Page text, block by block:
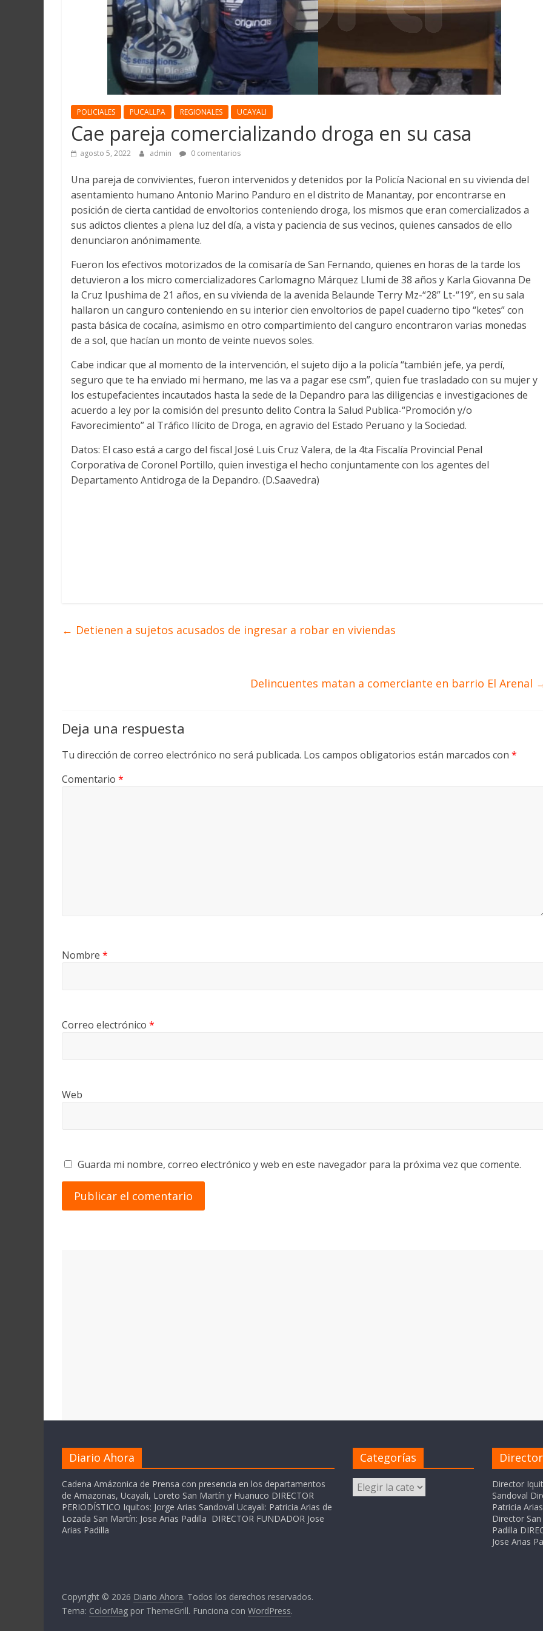
POLICIALES PUCALLPA REGIONALES UCAYALI
Cae pareja comercializando droga en su casa
agosto 5, 2022 admin 0 comentarios
Una pareja de convivientes, fueron intervenidos y detenidos por la Policía Nacional en su vivienda del
asentamiento humano Antonio Marino Panduro en el distrito de Manantay, por encontrarse en
posición de cierta cantidad de envoltorios conteniendo droga, los mismos que eran comercializados a
sus adictos clientes a plena luz del día, a vista y paciencia de sus vecinos, quienes cansados de ello
denunciaron anónimamente.
Fueron los efectivos motorizados de la comisaría de San Fernando, quienes en horas de la tarde los
detuvieron a los micro comercializadores Carlomagno Márquez Llumi de 38 años y Karla Giovanna De
la Cruz Ipushima de 21 años, en su vivienda de la avenida Belaunde Terry Mz-“28” Lt-“19”, en su sala
hallaron un canguro conteniendo en su interior cien envoltorios de papel cuaderno tipo “ketes” con
pasta básica de cocaína, asimismo en otro compartimiento del canguro encontraron varias monedas
de a sol, que hacían un monto de veinte nuevos soles.
Cabe indicar que al momento de la intervención, el sujeto dijo a la policía “también jefe, ya perdí,
seguro que te ha enviado mi hermano, me las va a pagar ese csm”, quien fue trasladado con su mujer y
los estupefacientes incautados hasta la sede de la Depandro para las diligencias e investigaciones de
acuerdo a ley por la comisión del presunto delito Contra la Salud Publica-“Promoción y/o
Favorecimiento” al Tráfico Ilícito de Droga, en agravio del Estado Peruano y la Sociedad.
Datos: El caso está a cargo del fiscal José Luis Cruz Valera, de la 4ta Fiscalía Provincial Penal
Corporativa de Coronel Portillo, quien investiga el hecho conjuntamente con los agentes del
Departamento Antidroga de la Depandro. (D.Saavedra)
← Detienen a sujetos acusados de ingresar a robar en viviendas
Delincuentes matan a comerciante en barrio El Arenal
Deja una respuesta
Tu dirección de correo electrónico no será publicada. Los campos obligatorios están marcados con *
Comentario *
Nombre *
Correo electrónico *
Web
Guarda mi nombre, correo electrónico y web en este navegador para la próxima vez que comente.
Diario Ahora
Cadena Amázonica de Prensa con presencia en los departamentos
de Amazonas, Ucayali, Loreto San Martín y Huanuco DIRECTOR
PERIODÍSTICO Iquitos: Jorge Arias Sandoval Ucayali: Patricia Arias de
Lozada San Martín: Jose Arias Padilla DIRECTOR FUNDADOR Jose
Arias Padilla
Categorías
Categorías
Director
Sandoval
Patricia
Director
Padilla
Jose Arias
Copyright © 2026 Diario Ahora. Todos los derechos reservados.
Tema: ColorMag por ThemeGrill. Funciona con WordPress.